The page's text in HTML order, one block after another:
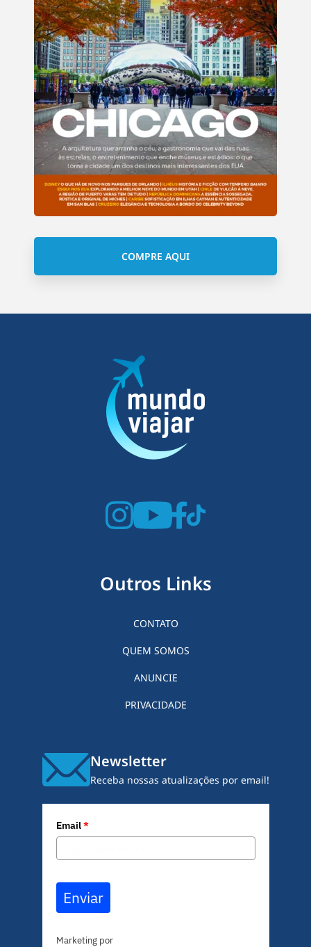
COMPRE AQUI
Outros Links
CONTATO
QUEM SOMOS
ANUNCIE
PRIVACIDADE
Newsletter
Receba nossas atualizações por email!
Email*
Enviar
Marketing por